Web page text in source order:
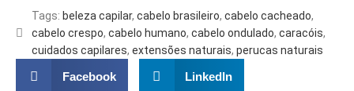
Tags: beleza capilar, cabelo brasileiro, cabelo cacheado,
cabelo crespo, cabelo humano, cabelo ondulado, caracóis,
cuidados capilares, extensões naturais, perucas naturais
Facebook LinkedIn